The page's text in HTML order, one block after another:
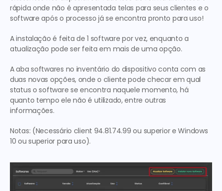
rápida onde não é apresentada telas para seus clientes e o
software após o processo já se encontra pronto para uso!
A instalação é feita de 1 software por vez, enquanto a
atualização pode ser feita em mais de uma opção.
A aba softwares no inventário do dispositivo conta com as
duas novas opções, onde o cliente pode checar em qual
status o software se encontra naquele momento, há
quanto tempo ele não é utilizado, entre outras
informações.
Notas: (Necessário client 94.81.74.99 ou superior e Windows
10 ou superior para uso).